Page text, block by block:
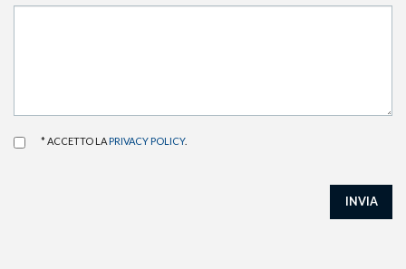
* ACCETTO LA PRIVACY POLICY.
INVIA